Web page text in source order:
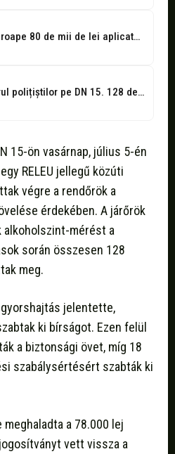
Amenzi în valoare de aproape 80 de mii de lei aplicate de...
Viteza excesivă, în vizorul polițiștilor pe DN 15. 128 de sancțiuni și...
15-ön vasárnap, július 5-én
RELEU jellegű közúti
végre a rendőrök a
érdekében. A járőrök
alkoholszint-mérést a
során összesen 128
meg.
jelentette,
ki bírságot. Ezen felül
a biztonsági övet, míg 18
szabálysértésért szabták ki
a 78.000 lej
vett vissza a